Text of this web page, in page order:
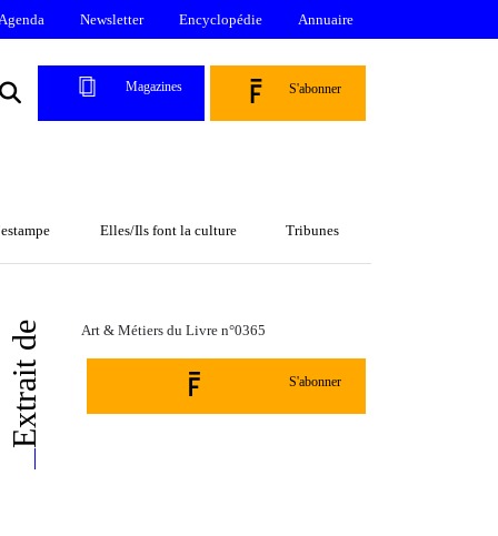
Newsletter Encyclopédie Annuaire
Magazines S'abonner
Elles/Ils font la culture Tribunes
Extrait de Art & Métiers du Livre n°0365
S'abonner